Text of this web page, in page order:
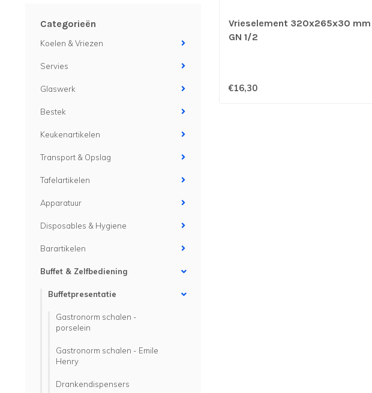
Categorieën
Koelen & Vriezen
Servies
Glaswerk
Bestek
Keukenartikelen
Transport & Opslag
Tafelartikelen
Apparatuur
Disposables & Hygiene
Barartikelen
Buffet & Zelfbediening
Buffetpresentatie
Gastronorm schalen -
porselein
Gastronorm schalen - Emile
Henry
Drankendispensers
Vrieselement 320x265x30 mm
GN 1/2
€16,30